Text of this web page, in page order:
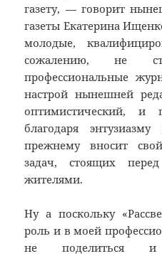
газету, — говорит
газеты Екатерина
молодые,
сожалению, не
профессиональные
настрой нынешней
оптимистический, и
благодаря
прежнему вносит
задач, стоящих
жителями.
Ну а поскольку
роль и в моей
не поделиться